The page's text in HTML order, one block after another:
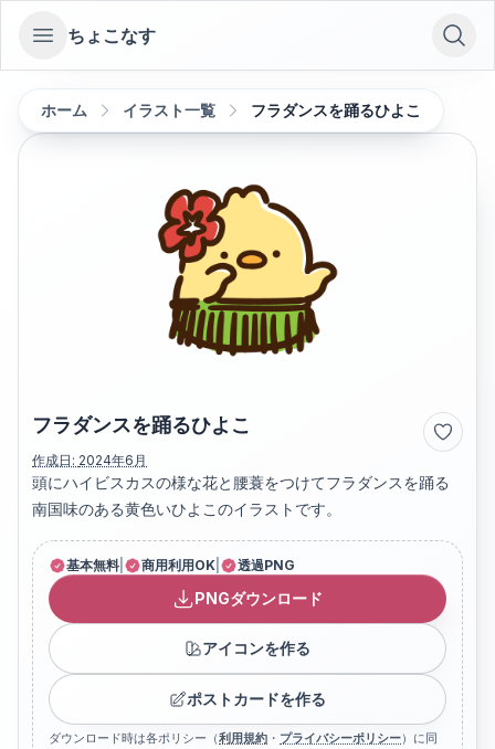
Open sidebar
ちょこなす
ホーム イラスト一覧 フラダンスを踊るひよこ
フラダンスを踊るひよこ
作成日: 2024年6月
頭にハイビスカスの様な花と腰蓑をつけてフラダンスを踊る
南国味のある黄色いひよこのイラストです。
基本無料 商用利用OK 透過PNG
PNGダウンロード
アイコンを作る
ポストカードを作る
ダウンロード時は各ポリシー（利用規約 ・ プライバシーポリシー）に同